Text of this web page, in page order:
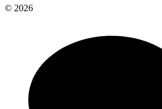
© 2026